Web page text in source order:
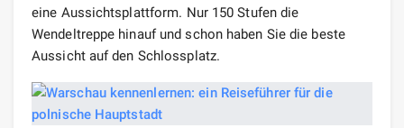
eine Aussichtsplattform. Nur 150 Stufen die
Wendeltreppe hinauf und schon haben Sie die beste
Aussicht auf den Schlossplatz.